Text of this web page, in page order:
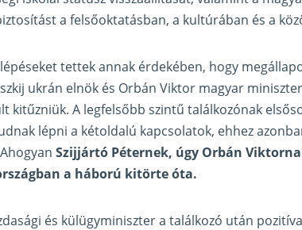
a felsőoktatásban, a kultúrában és a
tettek annak érdekében, hogy
ukrán elnök és Orbán Viktor magyar
kitűzniük. A legfelsőbb szintű találkozónak
lépni a kétoldalú kapcsolatok, ehhez
Szijjártó Péternek, úgy Orbán
a háború kitörte óta.
és külügyminiszter a találkozó után